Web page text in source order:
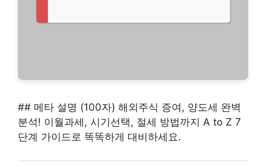
## 메타 설명 (100자) 해외주식 증여, 양도세 완벽
분석! 이월과세, 시기선택, 절세 방법까지 A to Z 7
단계 가이드로 똑똑하게 대비하세요.